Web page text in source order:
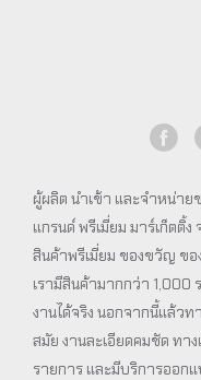
ผู้ผลิต นำเข้า และจำหน่าย
แกรนด์ พรีเมี่ยม มาร์เก็ตติ้
สินค้าพรีเมี่ยม ของขวัญ ขอ
เรามีสินค้ามากกว่า
งานได้จริง นอกจากนี้แล้วท
สมัย งานละเอียดคมชัด ทา
รายการ และมีบริการออก